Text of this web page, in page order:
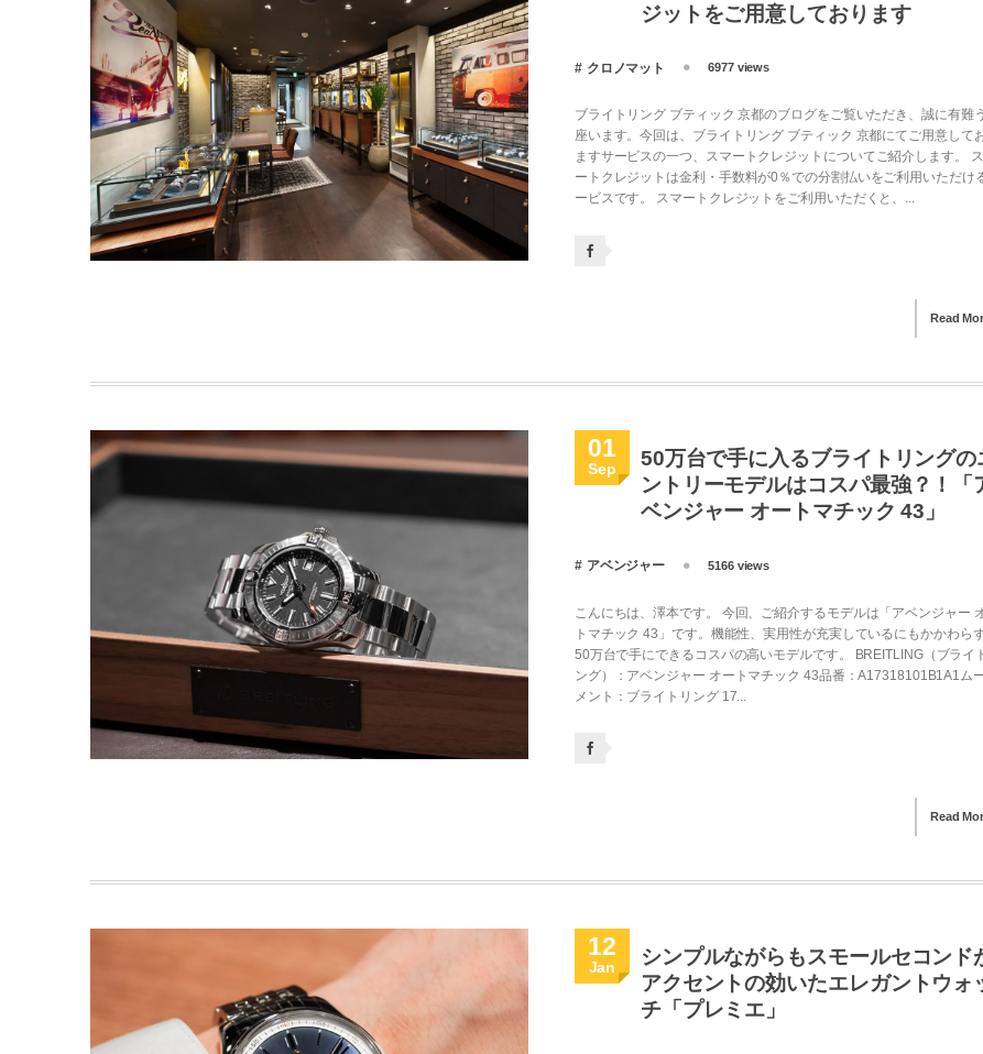
ジットをご用意しております
クロノマット 6977 views
ブライトリング ブティック 京都のブログをご覧いただき、誠に有難
座います。今回は、ブライトリング ブティック 京都にてご用意して
ますサービスの一つ、スマートクレジットについてご紹介します。
ートクレジットは金利・手数料が0％での分割払いをご利用いただけ
ービスです。 スマートクレジットをご利用いただくと、...
Read
01
Sep
50万台で手に入るブライトリングの
ントリーモデルはコスパ最強？！「
ベンジャー オートマチック 43」
アベンジャー 5166 views
こんにちは、澤本です。 今回、ご紹介するモデルは「アベンジャー
トマチック 43」です。機能性、実用性が充実しているにもかかわらず
50万台で手にできるコスパの高いモデルです。 BREITLING（ブライ
ング）：アベンジャー オートマチック 43品番：A17318101B1A1ム
メント：ブライトリング 17...
Read
12
Jan
シンプルながらもスモールセコンド
アクセントの効いたエレガントウォ
チ「プレミエ」